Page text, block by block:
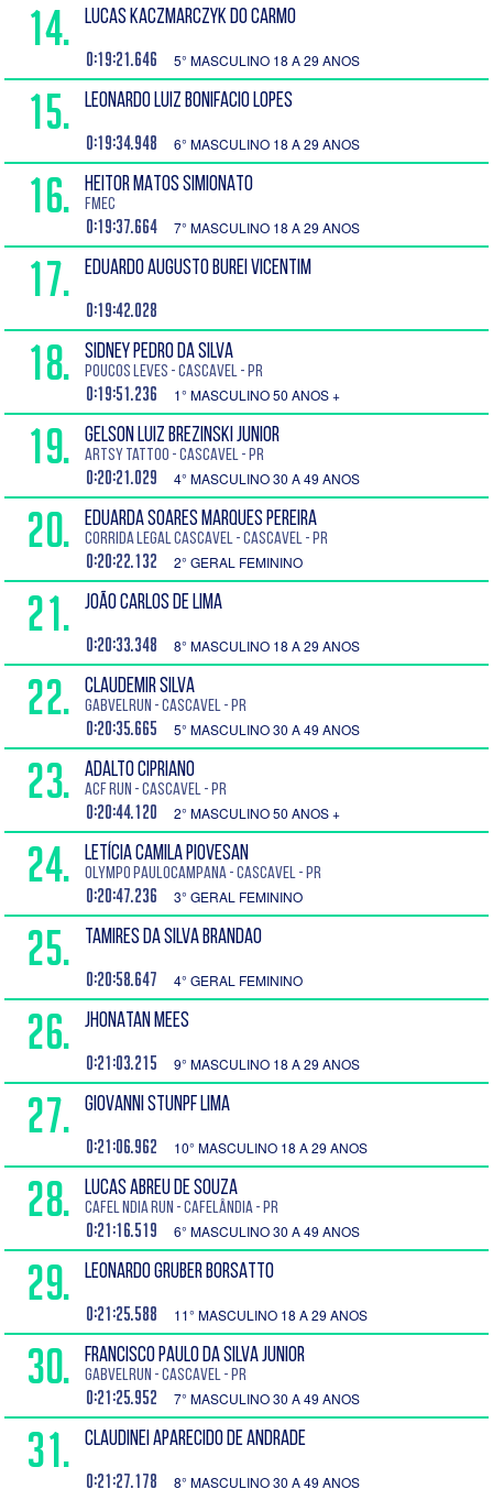
14. LUCAS KACZMARCZYK DO CARMO
0:19:21.646 5° MASCULINO 18 A 29 ANOS
15. LEONARDO LUIZ BONIFACIO LOPES
0:19:34.948 6° MASCULINO 18 A 29 ANOS
16. HEITOR MATOS SIMIONATO
FMEC
0:19:37.664 7° MASCULINO 18 A 29 ANOS
17. EDUARDO AUGUSTO BUREI VICENTIM
0:19:42.028
18. SIDNEY PEDRO DA SILVA
Poucos leves - Cascavel - PR
0:19:51.236 1° MASCULINO 50 ANOS +
19. GELSON LUIZ BREZINSKI JUNIOR
Artsy Tattoo - Cascavel - PR
0:20:21.029 4° MASCULINO 30 A 49 ANOS
20. EDUARDA SOARES MARQUES PEREIRA
Corrida Legal Cascavel - Cascavel - PR
0:20:22.132 2° GERAL FEMININO
21. JOÃO CARLOS DE LIMA
0:20:33.348 8° MASCULINO 18 A 29 ANOS
22. CLAUDEMIR SILVA
GABVELRUN - Cascavel - PR
0:20:35.665 5° MASCULINO 30 A 49 ANOS
23. ADALTO CIPRIANO
ACF run - Cascavel - PR
0:20:44.120 2° MASCULINO 50 ANOS +
24. LETÍCIA CAMILA PIOVESAN
Olympo PauloCampana - Cascavel - PR
0:20:47.236 3° GERAL FEMININO
25. TAMIRES DA SILVA BRANDAO
0:20:58.647 4° GERAL FEMININO
26. JHONATAN MEES
0:21:03.215 9° MASCULINO 18 A 29 ANOS
27. GIOVANNI STUNPF LIMA
0:21:06.962 10° MASCULINO 18 A 29 ANOS
28. LUCAS ABREU DE SOUZA
Cafel ndia Run - Cafelândia - PR
0:21:16.519 6° MASCULINO 30 A 49 ANOS
29. LEONARDO GRUBER BORSATTO
0:21:25.588 11° MASCULINO 18 A 29 ANOS
30. FRANCISCO PAULO DA SILVA JUNIOR
GABVELRUN - Cascavel - PR
0:21:25.952 7° MASCULINO 30 A 49 ANOS
31. CLAUDINEI APARECIDO DE ANDRADE
0:21:27.178 8° MASCULINO 30 A 49 ANOS